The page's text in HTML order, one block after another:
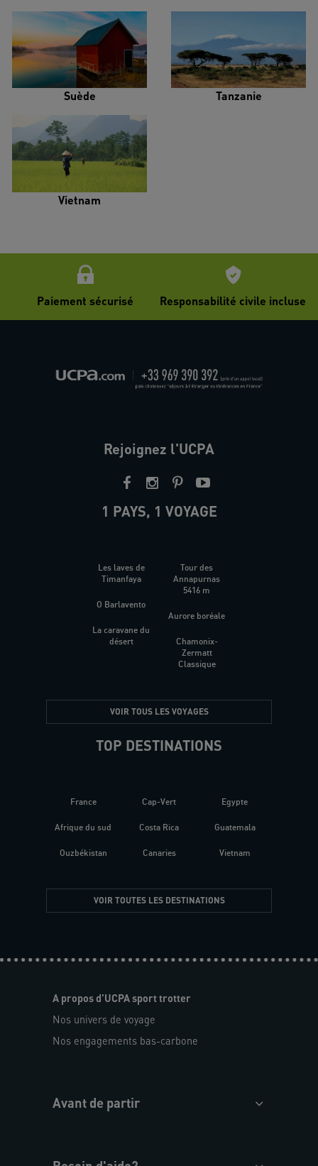
Suède Tanzanie
Vietnam
Paiement sécurisé Responsabilité civile incluse
Rejoignez l'UCPA
1 PAYS, 1 VOYAGE
Les laves de
Timanfaya
O Barlavento
La caravane du
désert
Tour des
Annapurnas
5416 m
Aurore boréale
Chamonix-
Zermatt
Classique
VOIR TOUS LES VOYAGES
TOP DESTINATIONS
France
Afrique du sud
Ouzbékistan
Cap-Vert
Costa Rica
Canaries
Egypte
Guatemala
Vietnam
VOIR TOUTES LES DESTINATIONS
A propos d'UCPA sport trotter
Nos univers de voyage
Nos engagements bas-carbone
Avant de partir